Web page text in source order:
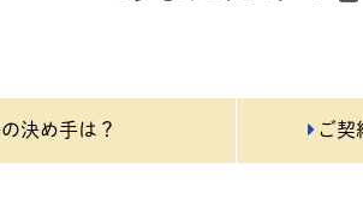
決め手は？ ご契